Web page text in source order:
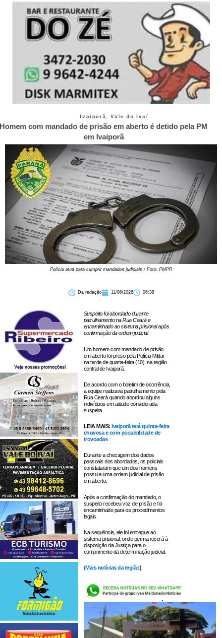
Ivaiporã ,Vale do Ivaí
Homem com mandado de prisão em aberto é detido pela PM
em Ivaiporã
Polícia atua para cumprir mandados judiciais / Foto: PMPR
Da redação 11/06/2026 06:38
Suspeito foi abordado durante
patrulhamento na Rua Ceará e
encaminhado ao sistema prisional após
confirmação da ordem judicial
Um homem com mandado de prisão
em aberto foi preso pela Polícia Militar
na tarde de quarta-feira (10), na região
central de Ivaiporã.
De acordo com o boletim de ocorrência,
a equipe realizava patrulhamento pela
Rua Ceará quando abordou alguns
indivíduos em atitude considerada
suspeita.
LEIA MAIS:Ivaiporã terá quinta-feira
chuvosa e com possibilidade de
trovoadas
Durante a checagem dos dados
pessoais dos abordados, os policiais
constataram que um dos homens
possuía uma ordem judicial de prisão
em aberto.
Após a confirmação do mandado, o
suspeito recebeu voz de prisão e foi
encaminhado para os procedimentos
legais.
Na sequência, ele foi entregue ao
sistema prisional, onde permanecerá à
disposição da Justiça para o
cumprimento da determinação judicial.
(Mais notícias da região)
LEIA TAMBÉM: